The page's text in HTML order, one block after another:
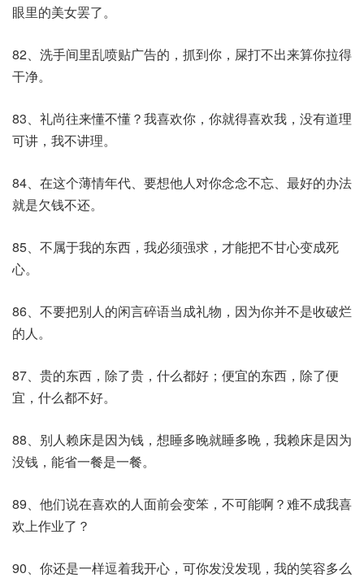
眼里的美女罢了。
82、洗手间里乱喷贴广告的，抓到你，屎打不出来算你拉得
干净。
83、礼尚往来懂不懂？我喜欢你，你就得喜欢我，没有道理
可讲，我不讲理。
84、在这个薄情年代、要想他人对你念念不忘、最好的办法
就是欠钱不还。
85、不属于我的东西，我必须强求，才能把不甘心变成死
心。
86、不要把别人的闲言碎语当成礼物，因为你并不是收破烂
的人。
87、贵的东西，除了贵，什么都好；便宜的东西，除了便
宜，什么都不好。
88、别人赖床是因为钱，想睡多晚就睡多晚，我赖床是因为
没钱，能省一餐是一餐。
89、他们说在喜欢的人面前会变笨，不可能啊？难不成我喜
欢上作业了？
90、你还是一样逗着我开心，可你发没发现，我的笑容多么